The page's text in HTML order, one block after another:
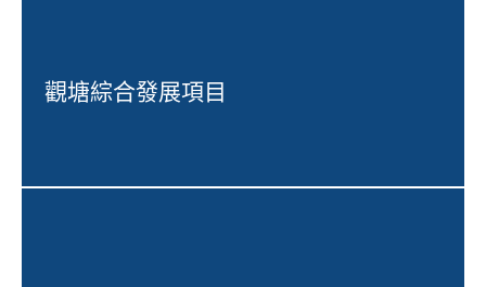
觀塘綜合發展項目